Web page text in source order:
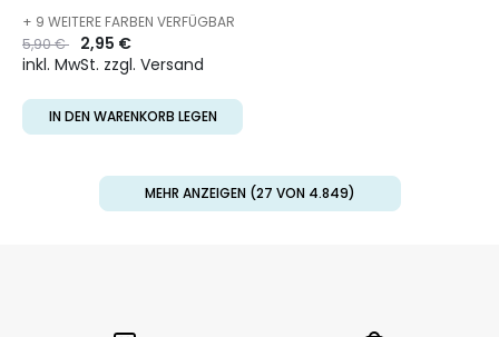
+ 9 WEITERE FARBEN VERFÜGBAR
Preis
5,90 €to 2,95 €
inkl. MwSt. zzgl. Versand
IN DEN WARENKORB LEGEN
MEHR ANZEIGEN (27 VON 4.849)